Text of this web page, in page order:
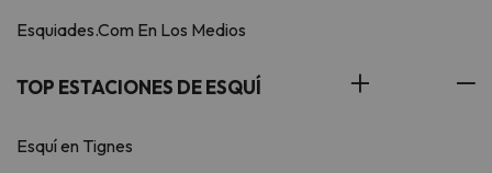
Esquiades.Com En Los Medios
TOP ESTACIONES DE ESQUÍ
Esquí en Tignes